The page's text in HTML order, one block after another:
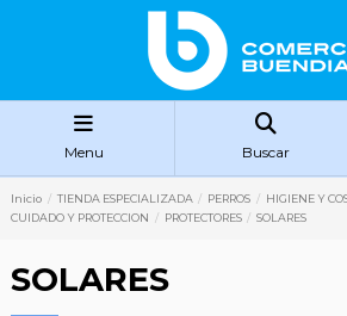
Menu Buscar
Inicio TIENDA ESPECIALIZADA PERROS HIGIENE Y
CUIDADO Y PROTECCION
PROTECTORES SOLARES
SOLARES